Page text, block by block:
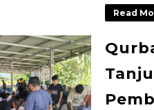
Read